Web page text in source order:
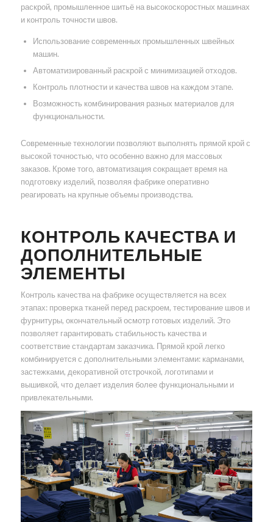
раскрой, промышленное шитьё на высокоскоростных машинах
и контроль точности швов.
Использование современных промышленных швейных
машин.
Автоматизированный раскрой с минимизацией отходов.
Контроль плотности и качества швов на каждом этапе.
Возможность комбинирования разных материалов для
функциональности.
Современные технологии позволяют выполнять прямой крой с
высокой точностью, что особенно важно для массовых
заказов. Кроме того, автоматизация сокращает время на
подготовку изделий, позволяя фабрике оперативно
реагировать на крупные объемы производства.
КОНТРОЛЬ КАЧЕСТВА И
ДОПОЛНИТЕЛЬНЫЕ
ЭЛЕМЕНТЫ
Контроль качества на фабрике осуществляется на всех
этапах: проверка тканей перед раскроем, тестирование швов и
фурнитуры, окончательный осмотр готовых изделий. Это
позволяет гарантировать стабильность качества и
соответствие стандартам заказчика. Прямой крой легко
комбинируется с дополнительными элементами: карманами,
застежками, декоративной отстрочкой, логотипами и
вышивкой, что делает изделия более функциональными и
привлекательными.